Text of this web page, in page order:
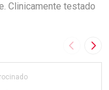
Clinicamente testado
Imagem